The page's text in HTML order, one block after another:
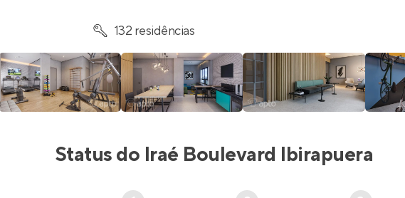
132 residências
Status do Iraé Boulevard Ibirapuera